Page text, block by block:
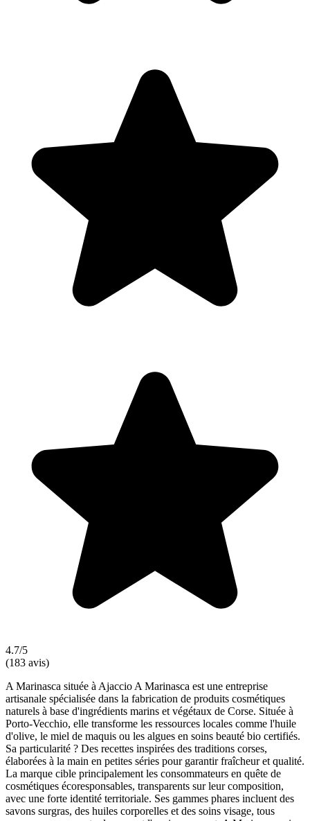
4.7/5
(183 avis)
A Marinasca située à Ajaccio A Marinasca est une entreprise
artisanale spécialisée dans la fabrication de produits cosmétiques
naturels à base d'ingrédients marins et végétaux de Corse. Située à
Porto-Vecchio, elle transforme les ressources locales comme l'huile
d'olive, le miel de maquis ou les algues en soins beauté bio certifiés.
Sa particularité ? Des recettes inspirées des traditions corses,
élaborées à la main en petites séries pour garantir fraîcheur et qualité.
La marque cible principalement les consommateurs en quête de
cosmétiques écoresponsables, transparents sur leur composition,
avec une forte identité territoriale. Ses gammes phares incluent des
savons surgras, des huiles corporelles et des soins visage, tous